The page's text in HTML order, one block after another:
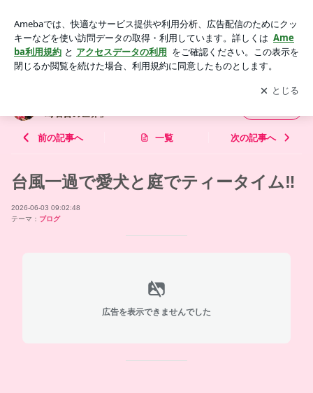
ルブログ「華道家 假屋崎省吾の世界」Powered by Ameba
アプリをダウンロードして ブログの更新通知
を受け取りまし
ょう。
開く
崎省吾の世界」
前の記事へ 一覧 次の記事へ
台風一過で愛犬と庭でティータイム‼️
2026-06-03 09:02:48
テーマ： ブログ
広告を表示できませんでした